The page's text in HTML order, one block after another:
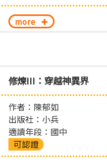
more
修煉III：穿越神異界
作者：陳郁如
出版社：小兵
適讀年段：國中
可認證